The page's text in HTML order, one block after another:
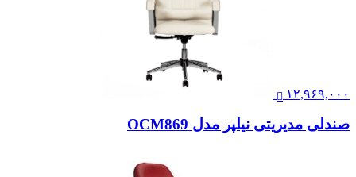
۱۲,۹۶۹,۰۰۰
صندلی مدیریتی نیلپر مدل OCM869